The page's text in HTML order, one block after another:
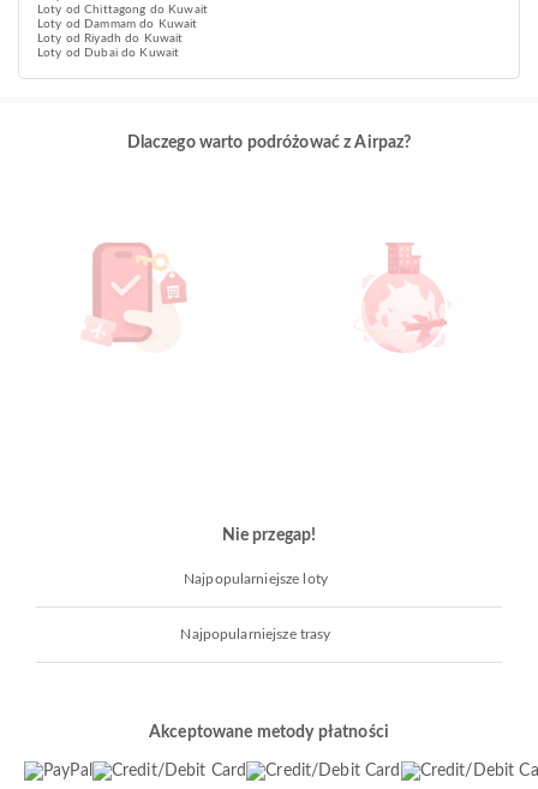
Loty od Chittagong do Kuwait
Loty od Dammam do Kuwait
Loty od Riyadh do Kuwait
Loty od Dubai do Kuwait
Dlaczego warto podróżować z Airpaz?
Nie przegap!
Najpopularniejsze loty
Najpopularniejsze trasy
Akceptowane metody płatności